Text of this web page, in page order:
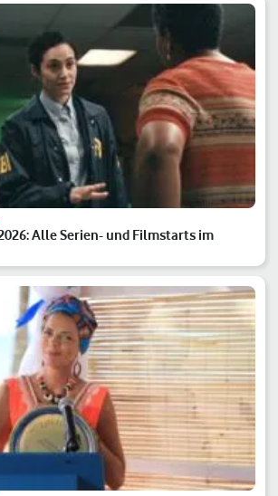
Alle Serien- und Filmstarts im